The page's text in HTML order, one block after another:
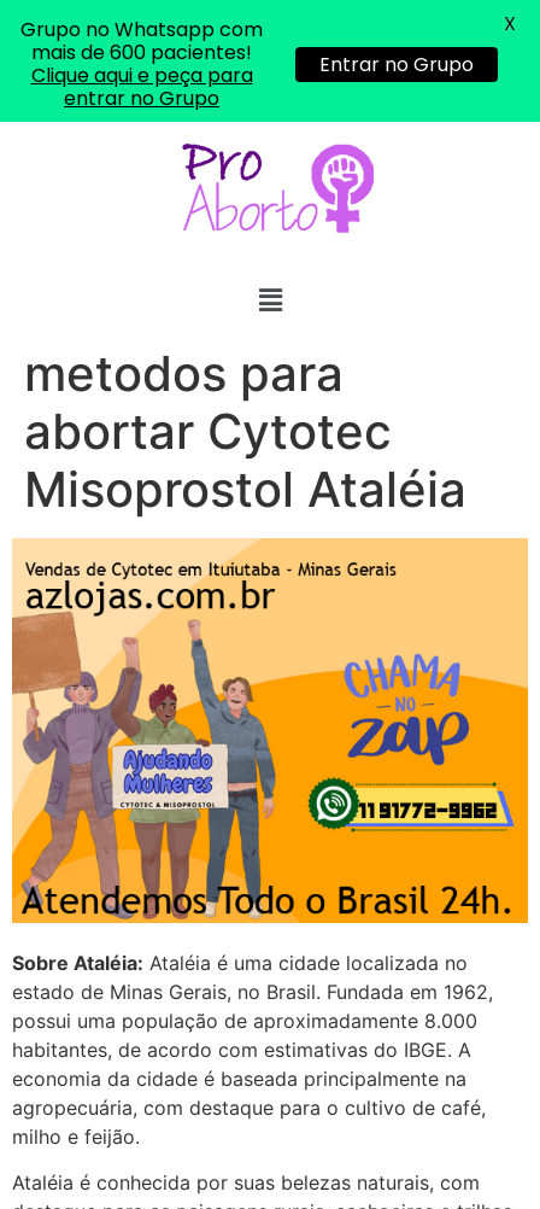
metodos para
abortar Cytotec
Misoprostol Ataléia
Sobre Ataléia: Ataléia é uma cidade localizada no
estado de Minas Gerais, no Brasil. Fundada em 1962,
possui uma população de aproximadamente 8.000
habitantes, de acordo com estimativas do IBGE. A
economia da cidade é baseada principalmente na
agropecuária, com destaque para o cultivo de café,
milho e feijão.
Ataléia é conhecida por suas belezas naturais, com
Grupo no Whatsapp com
mais de 600 pacientes!
Clique aqui e peça para
entrar no Grupo
Entrar no Grupo
X